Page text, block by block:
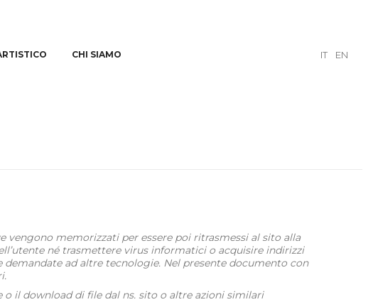
IT EN
CHI SIAMO
memorizzati per essere poi ritrasmessi al sito alla
né trasmettere virus informatici o acquisire indirizzi
demandate ad altre tecnologie. Nel presente documento con
il download di file dal ns. sito o altre azioni similari